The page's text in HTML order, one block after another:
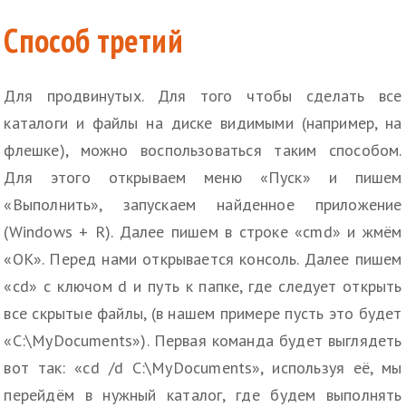
Способ третий
Для продвинутых. Для того чтобы сделать все
каталоги и файлы на диске видимыми (например, на
флешке), можно воспользоваться таким способом.
Для этого открываем меню «Пуск» и пишем
«Выполнить», запускаем найденное приложение
(Windows + R). Далее пишем в строке «cmd» и жмём
«ОК». Перед нами открывается консоль. Далее пишем
«cd» с ключом d и путь к папке, где следует открыть
все скрытые файлы, (в нашем примере пусть это будет
«C:\MyDocuments»). Первая команда будет выглядеть
вот так: «cd /d C:\MyDocuments», используя её, мы
перейдём в нужный каталог, где будем выполнять